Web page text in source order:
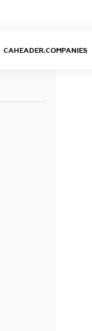
CAHEADER.COMPANIES